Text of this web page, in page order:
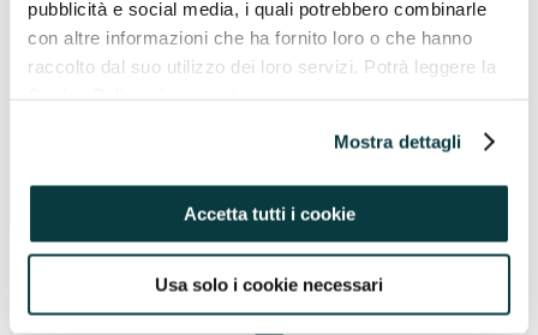
pubblicità e social media, i quali potrebbero combinarle
con altre informazioni che ha fornito loro o che hanno
raccolto dal suo utilizzo dei loro servizi. Potrà leggere la
Mostra dettagli
Accetta tutti i cookie
Usa solo i cookie necessari
Acconsento a iscrivermi alla newsletter di Pavaglione
Integratori e dichiaro di aver letto l’informativa sullaPrivacy .